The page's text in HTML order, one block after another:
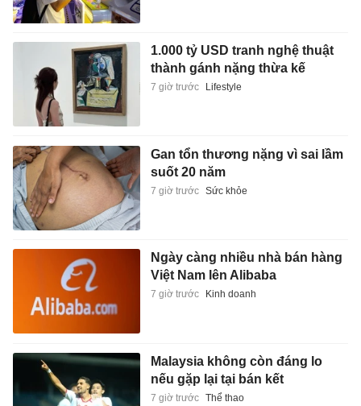
1.000 tỷ USD tranh nghệ thuật
thành gánh nặng thừa kế
7 giờ trước Lifestyle
Gan tổn thương nặng vì sai lầm
suốt 20 năm
7 giờ trước Sức khỏe
Ngày càng nhiều nhà bán hàng
Việt Nam lên Alibaba
7 giờ trước Kinh doanh
Malaysia không còn đáng lo
nếu gặp lại tại bán kết
7 giờ trước Thể thao